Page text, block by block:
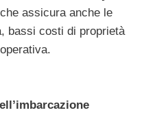
assicura anche le
bassi costi di proprietà